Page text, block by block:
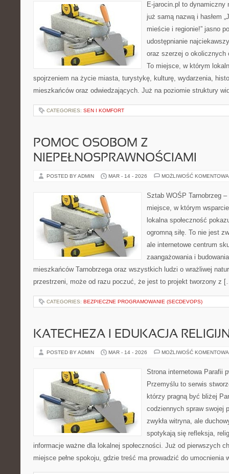
E-jarocin.pl to dynamiczny
już samą nazwą i hasłem
mieście i regionie!” jasno
udostępnianie
oraz szerzej o okolicznych
To miejsce, w którym
spojrzeniem na życie miasta, turystykę, kulturę, wydarzenia,
mieszkańców oraz odwiedzających. Już na poziomie struktury
CATEGORIES: SEN I KOMFORT
POMOC OSOBOM Z
NIEPEŁNOSPRAWNOŚCIAMI
POSTED BY ADMIN MAR - 14 - 2026 MOŻLIWOŚĆ
Sztab WOŚP Tarnobrzeg
miejsce, w którym
lokalna społeczność
ogromną siłę. To nie jest
ale internetowe centrum
zaangażowania i
mieszkańców Tarnobrzega oraz wszystkich ludzi o wrażliwej
przestrzeni, może od razu poczuć, że jest to projekt tworzony z
CATEGORIES: BEZPIECZNE PROGRAMOWANIE (SECDEVOPS)
KATECHEZA I EDUKACJA
POSTED BY ADMIN MAR - 14 - 2026 MOŻLIWOŚĆ
Strona internetowa Parafii
Przemyślu to serwis
którzy pragną być bliżej
codziennych spraw swojej
zwykła witryna, ale
spotykają się refleksja,
informacje ważne dla lokalnej społeczności. Już od pierwszych
miejsce pełne spokoju, gdzie treść ma prowadzić do umocnienia